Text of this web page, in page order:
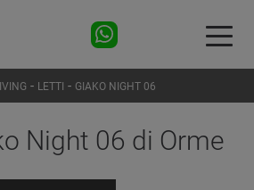
- LETTI - GIAKO NIGHT 06
Night 06 di Orme